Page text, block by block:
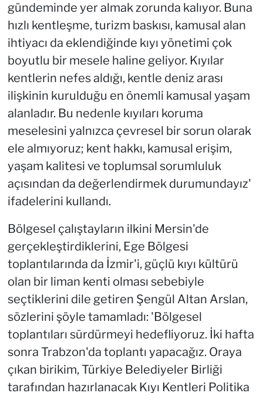
gündeminde yer almak zorunda kalıyor. Buna
hızlı kentleşme, turizm baskısı, kamusal alan
ihtiyacı da eklendiğinde kıyı yönetimi çok
boyutlu bir mesele haline geliyor. Kıyılar
kentlerin nefes aldığı, kentle deniz arası
ilişkinin kurulduğu en önemli kamusal yaşam
alanladır. Bu nedenle kıyıları koruma
meselesini yalnızca çevresel bir sorun olarak
ele almıyoruz; kent hakkı, kamusal erişim,
yaşam kalitesi ve toplumsal sorumluluk
açısından da değerlendirmek durumundayız'
ifadelerini kullandı.
Bölgesel çalıştayların ilkini Mersin'de
gerçekleştirdiklerini, Ege Bölgesi
toplantılarında da İzmir'i, güçlü kıyı kültürü
olan bir liman kenti olması sebebiyle
seçtiklerini dile getiren Şengül Altan Arslan,
sözlerini şöyle tamamladı: 'Bölgesel
toplantıları sürdürmeyi hedefliyoruz. İki hafta
sonra Trabzon'da toplantı yapacağız. Oraya
çıkan birikim, Türkiye Belediyeler Birliği
tarafından hazırlanacak Kıyı Kentleri Politika